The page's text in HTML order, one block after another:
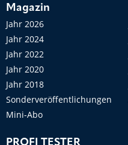
Magazin
Jahr 2026
Jahr 2024
Jahr 2022
Jahr 2020
Jahr 2018
Sonderveröffentlichungen
Mini-Abo
PROFI TESTER